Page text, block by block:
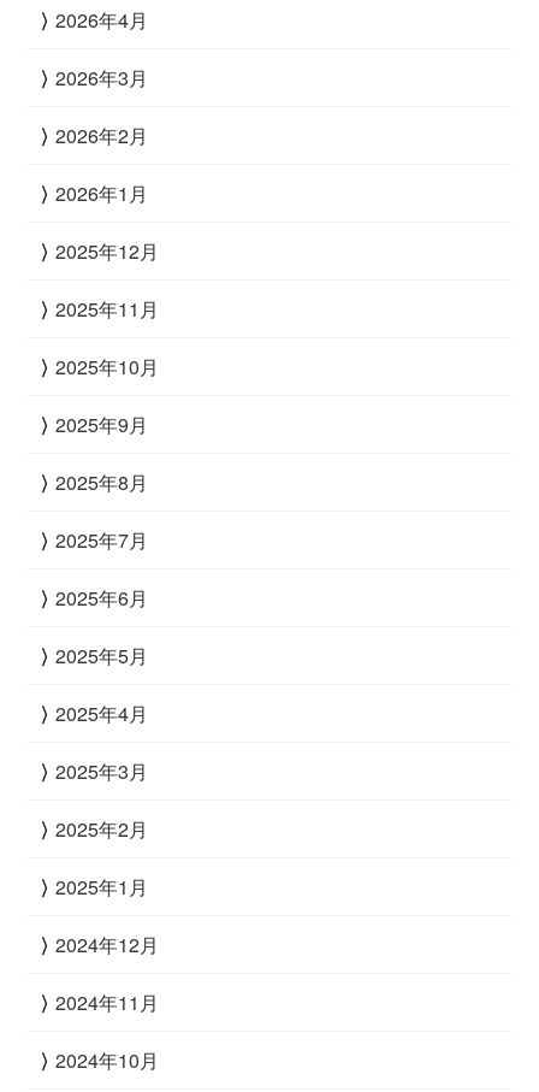
2026年4月
2026年3月
2026年2月
2026年1月
2025年12月
2025年11月
2025年10月
2025年9月
2025年8月
2025年7月
2025年6月
2025年5月
2025年4月
2025年3月
2025年2月
2025年1月
2024年12月
2024年11月
2024年10月